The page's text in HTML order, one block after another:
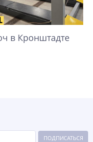
в Кронштадте
ПОДПИСАТЬСЯ